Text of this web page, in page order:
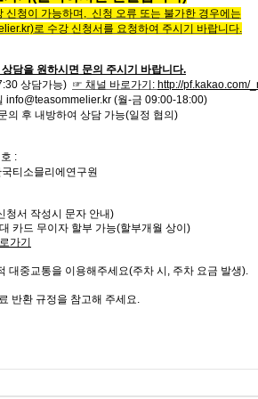
신청이 가능하며, 신청 오류 또는 불가한 경우에는
로 수강 신청서를 요청하여 주시기 바랍니다.
담을 원하시면 문의 주시기 바랍니다.
상담가능) ☞ 채널 바로가기 : http://pf.kakao.com/
info@teasommelier.kr (월-금 09:00-18:00)
의 후 내방하여 상담 가능(일정 협의)
:
국티소믈리에연구원
청서 작성시 문자 안내)
카드 무이자 할부 가능(할부개월 상이 )
가기
대중교통을 이용해주세요(주차 시 , 주차 요금 발생).
반환 규정을 참고해 주세요.